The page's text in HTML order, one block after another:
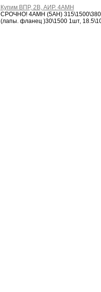
Купим ВПР, 2В, АИР. 4АМН
СРОЧНО! 4АМН (5АН) 315\1500\380
(лапы. фланец )30\1500 1шт,